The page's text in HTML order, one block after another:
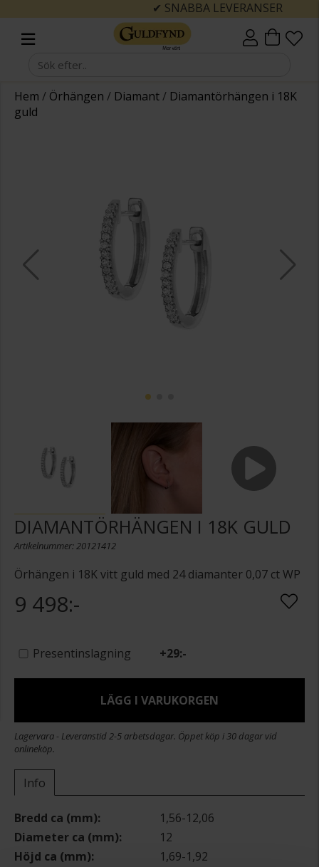
✔ SNABBA LEVERANSER
Hem / Örhängen / Diamant/ Diamantörhängen i 18K
guld
DIAMANTÖRHÄNGEN I 18K GULD
Artikelnummer: 20121412
Örhängen i 18K vitt guld med 24 diamanter 0,07 ct WP
9 498:-
Presentinslagning +29:-
LÄGG I VARUKORGEN
Lagervara - Leveranstid 2-5 arbetsdagar. Öppet köp i 30 dagar vid
onlineköp.
Info
Bredd ca (mm)
1,56-12,06
Diameter ca (mm)
12
Höjd ca (mm)
1,69-1,92